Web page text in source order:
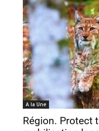
A la Une
Région. Protect